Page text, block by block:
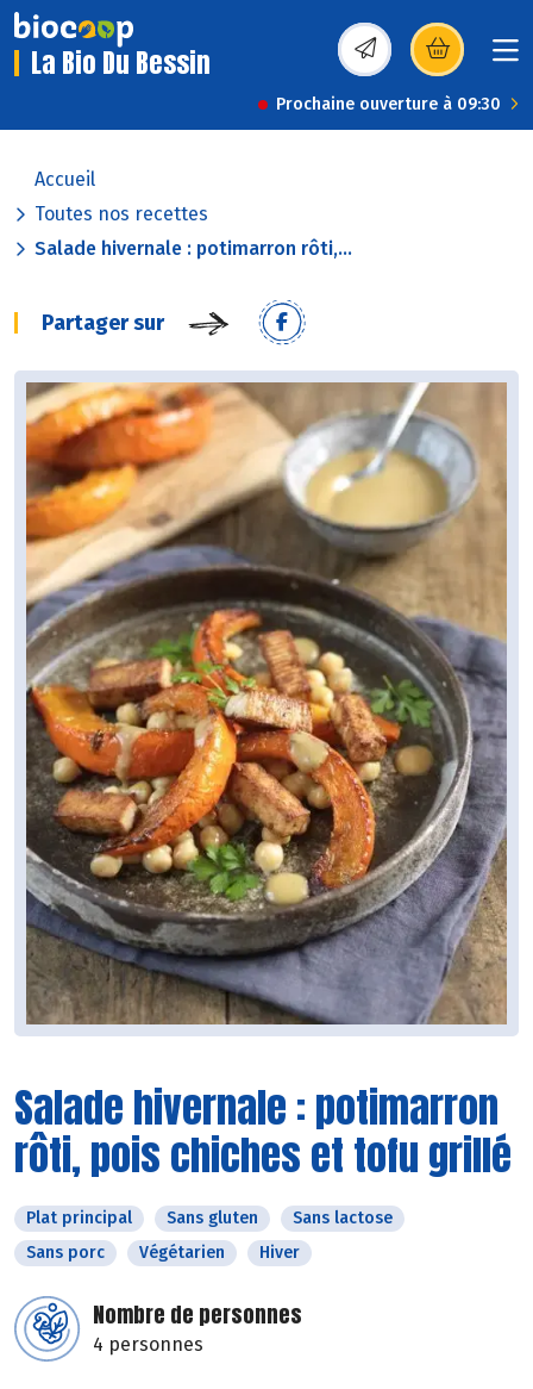
La Bio Du Bessin (s’ouvre dans une
Prochaine ouverture à 09:30
Accueil
Toutes nos recettes
Salade hivernale : potimarron rôti,...
Partager sur
Salade hivernale : potimarron
rôti, pois chiches et tofu grillé
Plat principal Sans gluten
Sans lactose
Sans porc
Végétarien Hiver
Nombre de personnes
4 personnes